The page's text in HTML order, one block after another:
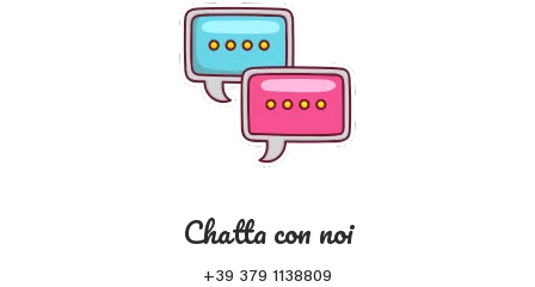
Chatta con noi
+39 379 1138809